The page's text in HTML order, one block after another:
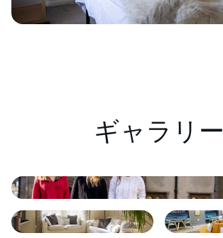
ギャラリー